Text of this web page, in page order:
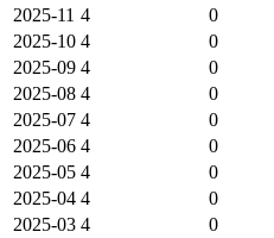
2025-11 4 0
2025-10 4 0
2025-09 4 0
2025-08 4 0
2025-07 4 0
2025-06 4 0
2025-05 4 0
2025-04 4 0
2025-03 4 0